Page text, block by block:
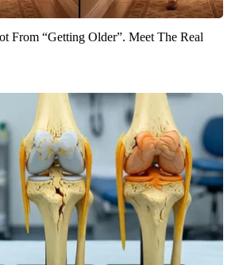
From “Getting Older”. Meet The Real